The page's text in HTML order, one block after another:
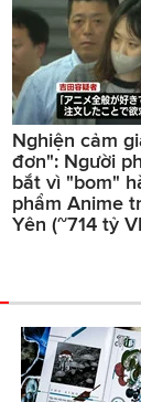
Nghiện cảm
đơn": Người
bắt vì "bom"
phẩm Anime
Yên (~714 tỷ